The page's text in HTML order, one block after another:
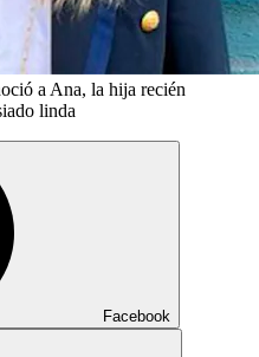
a Ana, la hija recién
linda
Facebook